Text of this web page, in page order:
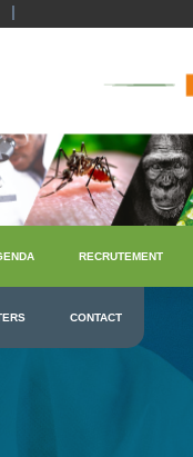
|
RECRUTEMENT
CONTACT